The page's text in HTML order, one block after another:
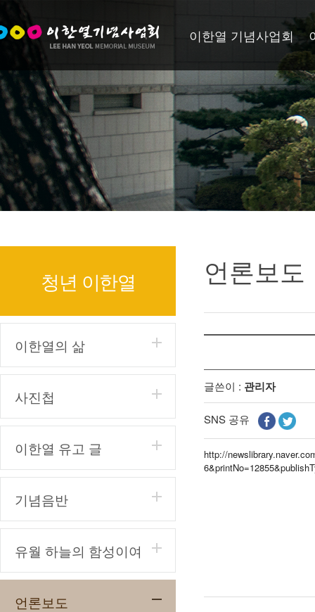
이한열 기념사업회
청년 이한열
이한열의 삶
사진첩
이한열 유고 글
기념음반
유월 하늘의 함성이여
언론보도
언론보도
글쓴이 : 관리자
SNS 공유
http://